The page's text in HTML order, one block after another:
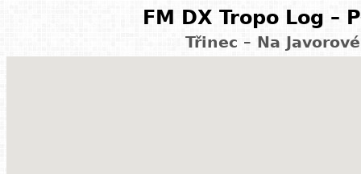
FM DX Tropo Log –
Třinec – Na